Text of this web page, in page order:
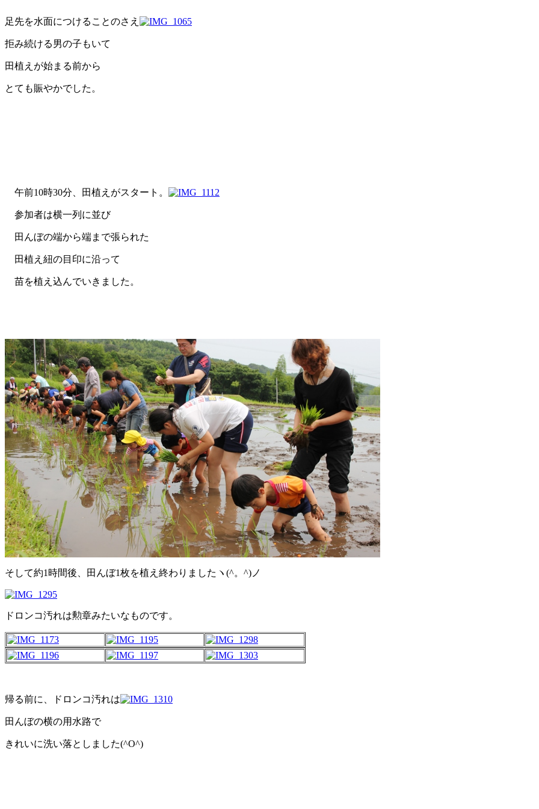
足先を水面につけることのさえ
拒み続ける男の子もいて
田植えが始まる前から
とても賑やかでした。
午前10時30分、田植えがスタート。
参加者は横一列に並び
田んぼの端から端まで張られた
田植え紐の目印に沿って
苗を植え込んでいきました。
そして約1時間後、田んぼ1枚を植え終わりましたヽ(^。^)ノ
ドロンコ汚れは勲章みたいなものです。
帰る前に、ドロンコ汚れは
田んぼの横の用水路で
きれいに洗い落としました(^O^)